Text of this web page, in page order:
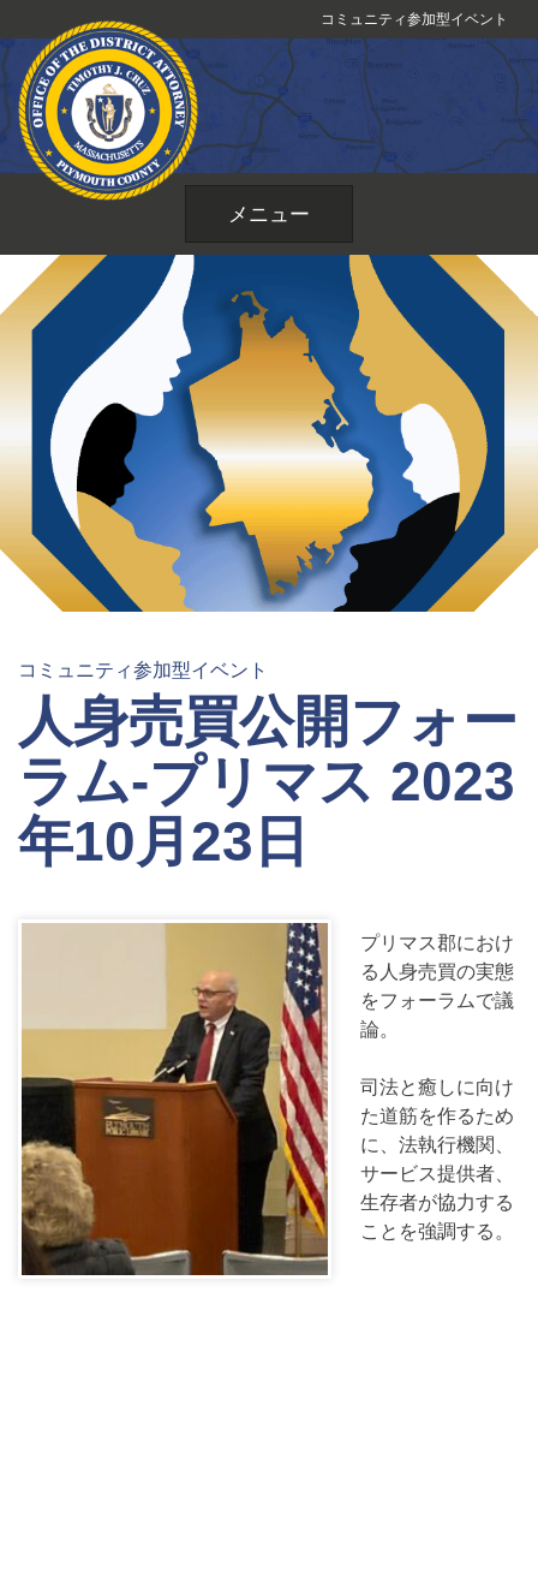
ン
テ
ツ
コミュニティ参加型イベント
メニュー
コミュニティ参加型イベント
人身売買公開フォー
ラム-プリマス 2023
年10月23日
プリマス郡におけ
る人身売買の実態
をフォーラムで議
論。
司法と癒しに向け
た道筋を作るため
に、法執行機関、
サービス提供者、
生存者が協力する
ことを強調する。